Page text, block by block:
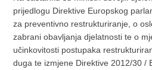
prijedlogu Direktive Europskog
za preventivno restrukturiranje, o
zabrani obavljanja djelatnosti te o
učinkovitosti postupaka
duga te izmjene Direktive 2012/30 /